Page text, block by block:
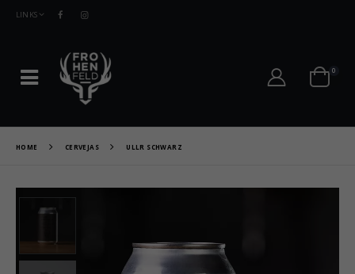
LINKS
0
HOME CERVEJAS ULLR SCHWARZ